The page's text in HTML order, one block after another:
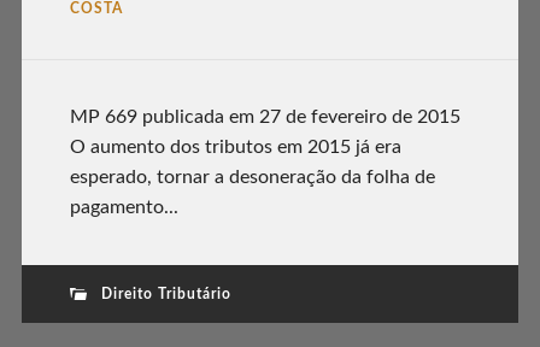
COSTA
MP 669 publicada em 27 de fevereiro de 2015
O aumento dos tributos em 2015 já era
esperado, tornar a desoneração da folha de
pagamento...
Direito Tributário